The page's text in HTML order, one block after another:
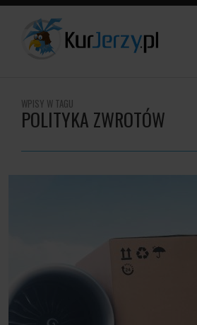
WPISY W TAGU
POLITYKA ZWROTÓW